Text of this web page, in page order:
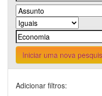
Iniciar uma nova
Adicionar filtros: